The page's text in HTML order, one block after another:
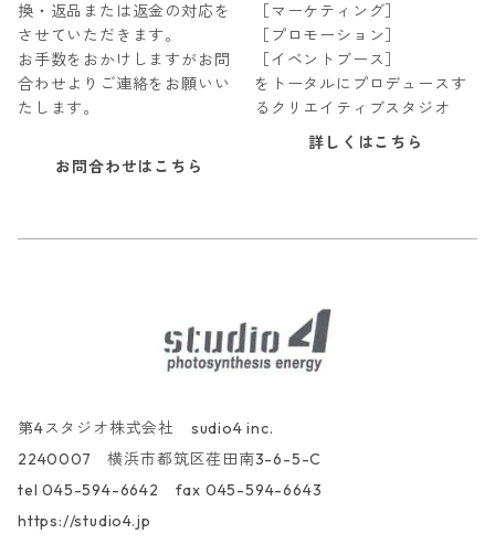
換・返品または返金の対応を
させていただきます。
お手数をおかけしますがお問
合わせよりご連絡をお願いい
たします。
お問合わせはこちら
［マーケティング］
［プロモーション］
［イベントブース］
をトータルにプロデュースす
るクリエイティブスタジオ
詳しくはこちら
第4スタジオ株式会社 sudio4 inc.
2240007 横浜市都筑区荏田南3-6-5-C
tel 045-594-6642 fax 045-594-6643
https://studio4.jp